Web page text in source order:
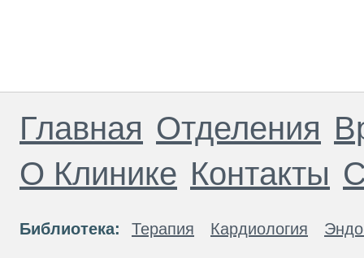
Главная Отделения
О Клинике Контакты
Библиотека: Терапия Кардиология